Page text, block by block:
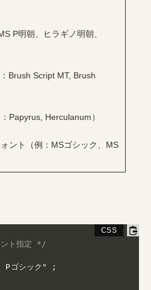
P明朝、ヒラギノ明朝、
Brush Script MT, Brush
Papyrus, Herculanum）
ント（例：MSゴシック、MS
ント指定 */
Pゴシック"
;